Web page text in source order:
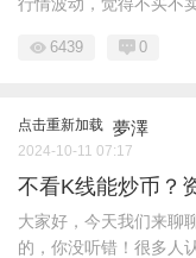
6439 0
点击重新加载 夢澤
2024-10-11 07:17
不看K线能炒币？
大家好，今天我们来聊
的，你没听错！很多人